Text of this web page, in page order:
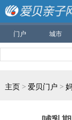
门户 城市
主页 > 爱贝门户 >